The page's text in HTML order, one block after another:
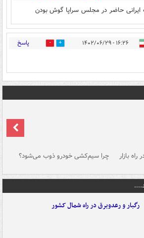
ایرانی حاضر در مجلس سراپا گوش بودن
۱۶:۲۶ - ۱۴۰۲/۰۶/۲۹ 0 پاسخ
بازار چرا سیم‌کشی خودرو ذوب می‌شود؟
رگبار و رعدوبرق در راه شمال کشور